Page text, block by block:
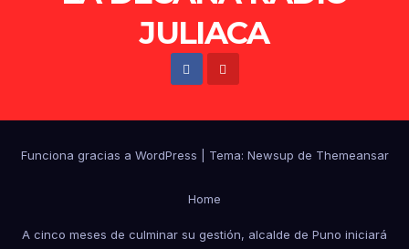
JULIACA
Funciona gracias a WordPress Tema: Newsup de Themeansar
Home
A cinco meses de culminar su gestión, alcalde de Puno iniciará